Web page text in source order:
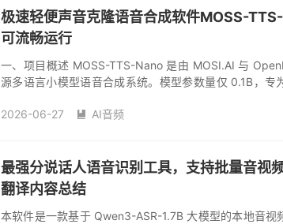
极速轻便声音克隆语音合成软件MOSS-
可流畅运行
一、项目概述 MOSS-TTS-Nano 是由 MOSI.AI 与
源多语言小模型语音合成系统。模型参数量仅 0.1B，专
2026-06-27  AI音频
最强分说话人语音识别工具，支持批量音视
翻译内容总结
本软件是一款基于 Qwen3-ASR-1.7B 大模型的本地音视